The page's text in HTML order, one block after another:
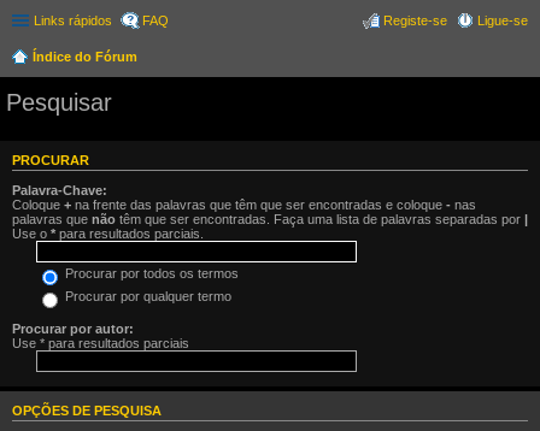
Links rápidos FAQ Ligue-se
Registe-se
Índice do Fórum
Pesquisar
PROCURAR
Palavra-Chave:
Coloque + na frente das palavras que têm que ser encontradas e coloque - nas
palavras que não têm que ser encontradas. Faça uma lista de palavras separadas por |
Use o * para resultados parciais.
Procurar por todos os termos
Procurar por qualquer termo
Procurar por autor:
Use * para resultados parciais
OPÇÕES DE PESQUISA